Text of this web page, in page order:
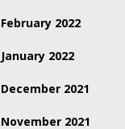
February 2022
January 2022
December 2021
November 2021